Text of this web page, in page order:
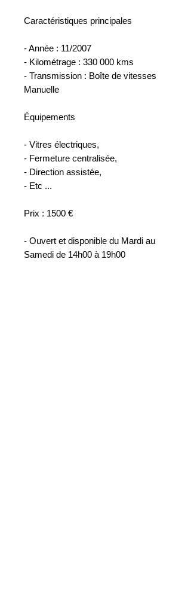
Caractéristiques principales
- Année : 11/2007
- Kilométrage : 330 000 kms
- Transmission : Boîte de vitesses
Manuelle
Équipements
- Vitres électriques,
- Fermeture centralisée,
- Direction assistée,
- Etc ...
Prix : 1500 €
- Ouvert et disponible du Mardi au
Samedi de 14h00 à 19h00